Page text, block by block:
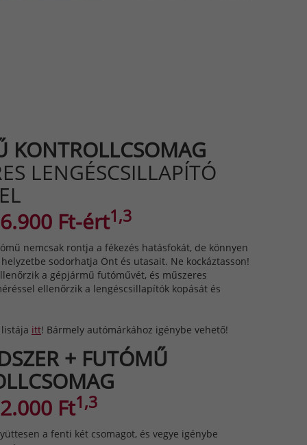
KONTROLLCSOMAG
LENGÉSCSILLAPÍTÓ
Ft-ért1,3
nemcsak rontja a fékezés hatásfokát, de könnyen
sodorhatja Önt és utasait. Ne kockáztasson!
a gépjármű futóművét, és műszeres
ellenőrzik a lengéscsillapítók kopását és
itt! Bármely autómárkához igénybe vehető!
+ FUTÓMŰ
Ft1,3
a fenti két csomagot, és vegye igénybe